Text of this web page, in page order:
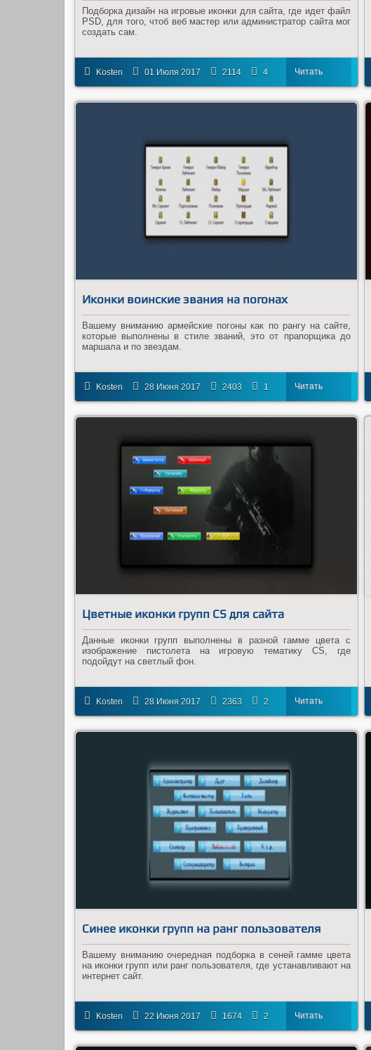
Подборка дизайн на игровые иконки для сайта, где идет файл
PSD, для того, чтоб веб мастер или администратор сайта мог
создать сам.
Kosten 01 Июля 2017 2114 4 Читать
далее
Иконки воинские звания на погонах
Вашему вниманию армейские погоны как по рангу на сайте,
которые выполнены в стиле званий, это от прапорщика до
маршала и по звездам.
Kosten 28 Июня 2017 2403 1 Читать
далее
Цветные иконки групп CS для сайта
Данные иконки групп выполнены в разной гамме цвета с
изображение пистолета на игровую тематику CS, где
подойдут на светлый фон.
Kosten 28 Июня 2017 2363 2 Читать
далее
Синее иконки групп на ранг пользователя
Вашему вниманию очередная подборка в сеней гамме цвета
на иконки групп или ранг пользователя, где устанавливают на
интернет сайт.
Kosten 22 Июня 2017 1674 2 Читать
далее